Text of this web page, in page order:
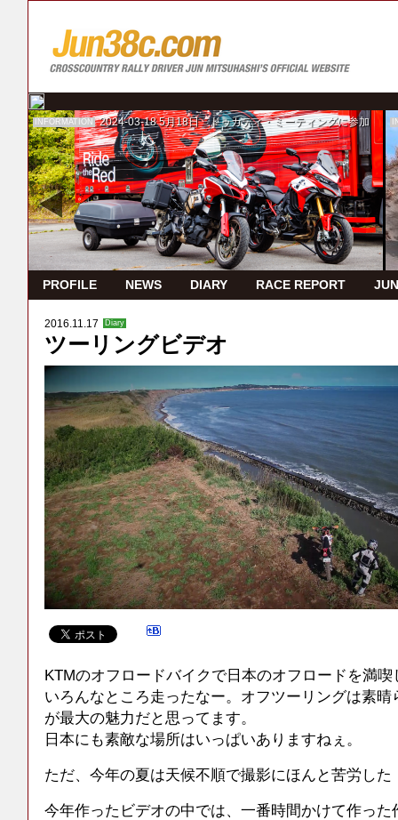
INFORMATION 2024-03-18 5月18日 ドゥカティ・ミーティングに参加
PROFILE NEWS DIARY RACE REPORT
2016.11.17 Diary
ツーリングビデオ
KTMのオフロードバイクで日本のオフロードを満
いろんなところ走ったなー。オフツーリングは素
が最大の魅力だと思ってます。
日本にも素敵な場所はいっぱいありますねぇ。
ただ、今年の夏は天候不順で撮影にほんと苦労した
今年作ったビデオの中では、一番時間かけて作った